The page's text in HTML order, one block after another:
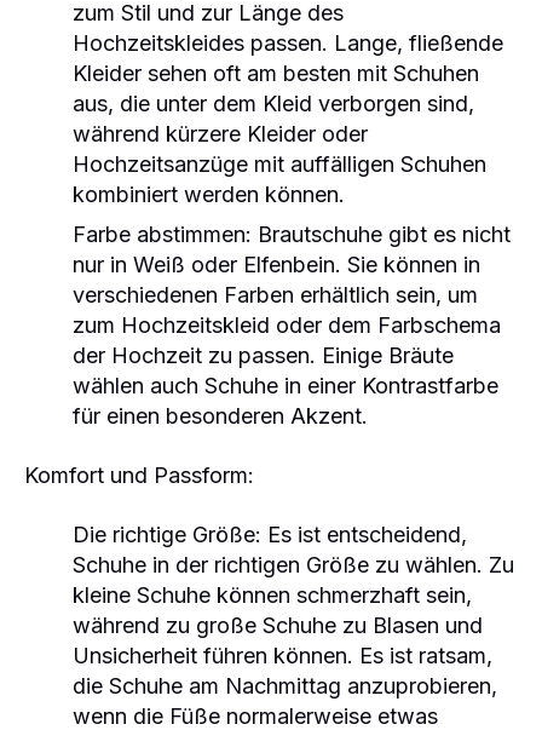
zum Stil und zur Länge des
Hochzeitskleides passen. Lange, fließende
Kleider sehen oft am besten mit Schuhen
aus, die unter dem Kleid verborgen sind,
während kürzere Kleider oder
Hochzeitsanzüge mit auffälligen Schuhen
kombiniert werden können.
Farbe abstimmen: Brautschuhe gibt es nicht
nur in Weiß oder Elfenbein. Sie können in
verschiedenen Farben erhältlich sein, um
zum Hochzeitskleid oder dem Farbschema
der Hochzeit zu passen. Einige Bräute
wählen auch Schuhe in einer Kontrastfarbe
für einen besonderen Akzent.
Komfort und Passform:
Die richtige Größe: Es ist entscheidend,
Schuhe in der richtigen Größe zu wählen. Zu
kleine Schuhe können schmerzhaft sein,
während zu große Schuhe zu Blasen und
Unsicherheit führen können. Es ist ratsam,
die Schuhe am Nachmittag anzuprobieren,
wenn die Füße normalerweise etwas